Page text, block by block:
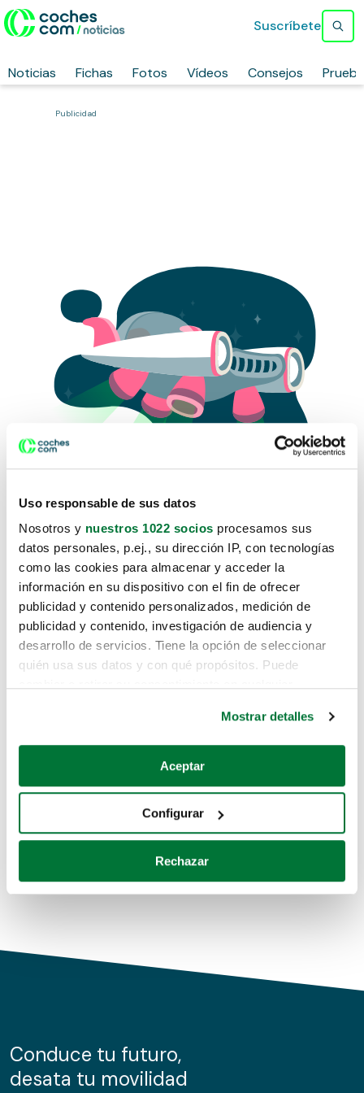
Uso responsable de sus datos
Nosotros y nuestros 1022 socios procesamos sus
datos personales, p.ej., su dirección IP, con tecnologías
como las cookies para almacenar y acceder la
información en su dispositivo con el fin de ofrecer
publicidad y contenido personalizados, medición de
publicidad y contenido, investigación de audiencia y
desarrollo de servicios. Tiene la opción de seleccionar
quién usa sus datos y con qué propósitos. Puede
Si lo permite, también quisiéramos:
Recopilar información sobre su ubicación geográfica
Identificar su dispositivo analizándolo activamente
para buscar características específicas (huellas
Obtenga más información sobre cómo se procesan sus
de cookies.
información sobre el uso que haga del sitio web con
nuestros partners de redes sociales, publicidad y análisis
Mostrar detalles
Aceptar
Configurar
Rechazar
Noticias Fichas Fotos Vídeos Consejos
Suscríbete
Publicidad
Lo sentimos, no sabemos como
te hemos traido hasta aquí.
Pero puedes encontrar el coche que estás
buscando en alguno de estos enlaces:
Coches de segunda mano
Coches de km0
Conduce tu futuro,
desata tu movilidad